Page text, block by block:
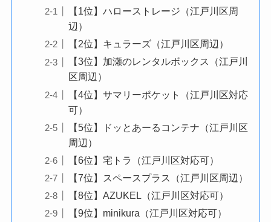
【1位】ハローストレージ（江戸川区周
辺）
【2位】キュラーズ（江戸川区周辺）
【3位】加瀬のレンタルボックス（江戸川
区周辺）
【4位】サマリーポケット（江戸川区対応
可）
【5位】ドッとあーるコンテナ（江戸川区
周辺）
【6位】宅トラ（江戸川区対応可）
【7位】スペースプラス（江戸川区周辺）
【8位】AZUKEL（江戸川区対応可）
【9位】minikura（江戸川区対応可）